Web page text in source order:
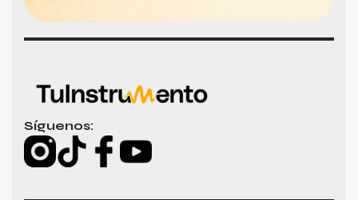
Síguenos: